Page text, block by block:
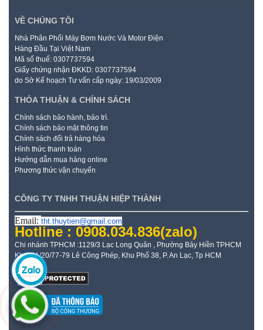
VỀ CHÚNG TÔI
Nhà Phân Phối Máy Bơm Nước Và Motor Điện
Hàng Đầu Tại Việt Nam
Mã số thuế: 0307737594
Giấy chứng nhận ĐKKD: 0307737594
do Sở Kế hoạch Tư vấn cấp ngày: 19/03/2009
THỎA THUẬN & CHÍNH SÁCH
Chính sách bảo hành, bảo trì.
Chính sách bảo mật thông tin
Chính sách đổi trả hàng hóa
Hình thức thanh toán
Hướng dẫn mua hàng online
Phương thức vận chuyển
CÔNG TY TNHH THUẬN HIỆP THÀNH
Email: tht.thuytien@gmail.com
Hotline : 0908.034.836(zalo)
Chi nhánh TPHCM :1129/3 Lạc Long Quân , Phường Bảy Hiền TPHCM
Kho: 21/20/77-79 Lê Công Phép, Khu Phố 38, P. An Lạc, Tp HCM